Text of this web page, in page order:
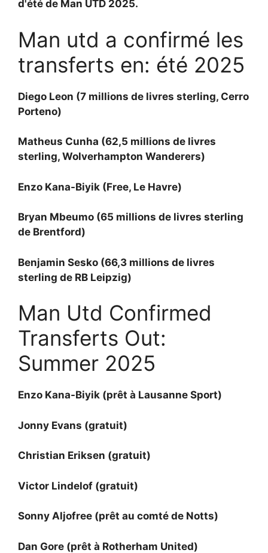
d'été de Man UTD 2025.
Man utd a confirmé les
transferts en: été 2025
Diego Leon (7 millions de livres sterling, Cerro
Porteno)
Matheus Cunha (62,5 millions de livres
sterling, Wolverhampton Wanderers)
Enzo Kana-Biyik (Free, Le Havre)
Bryan Mbeumo (65 millions de livres sterling
de Brentford)
Benjamin Sesko (66,3 millions de livres
sterling de RB Leipzig)
Man Utd Confirmed
Transferts Out:
Summer 2025
Enzo Kana-Biyik (prêt à Lausanne Sport)
Jonny Evans (gratuit)
Christian Eriksen (gratuit)
Victor Lindelof (gratuit)
Sonny Aljofree (prêt au comté de Notts)
Dan Gore (prêt à Rotherham United)